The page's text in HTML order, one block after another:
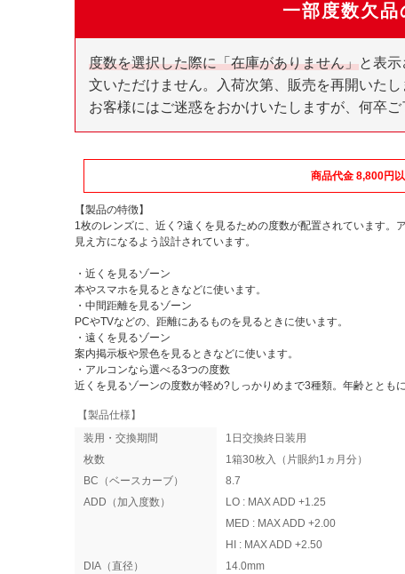
一部度数欠品
度数を選択した際に「在庫がありません」と表
文いただけません。入荷次第、販売を再開いたし
お客様にはご迷惑をおかけいたしますが、何卒
商品代金 8,800円
【製品の特徴】
1枚のレンズに、近く?遠くを見るための度数が配置されています。
見え方になるよう設計されています。
・近くを見るゾーン
本やスマホを見るときなどに使います。
・中間距離を見るゾーン
PCやTVなどの、距離にあるものを見るときに使います。
・遠くを見るゾーン
案内掲示板や景色を見るときなどに使います。
・アルコンなら選べる3つの度数
近くを見るゾーンの度数が軽め?しっかりめまで3種類。年齢ととも
【製品仕様】
装用・交換期間
1日交換終日装用
枚数
1箱30枚入（片眼約1ヵ月分）
BC（ベースカーブ）
8.7
ADD（加入度数）
LO : MAX ADD +1.25
MED : MAX ADD +2.00
HI : MAX ADD +2.50
DIA（直径）
14.0mm